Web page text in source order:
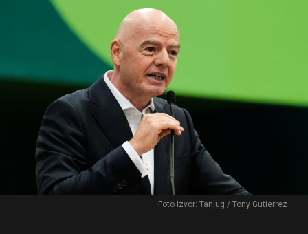
Foto Izvor: Tanjug / Tony Gutierrez